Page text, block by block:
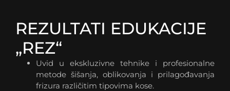
REZULTATI EDUKACIJE
„REZ“
Uvid u ekskluzivne tehnike i profesionalne
metode šišanja, oblikovanja i prilagođavanja
frizura različitim tipovima kose.